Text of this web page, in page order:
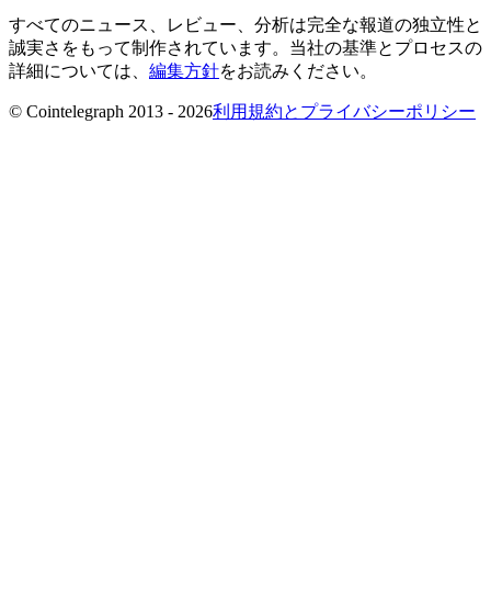
すべてのニュース、レビュー、分析は完全な報道の独立性と
誠実さをもって制作されています。当社の基準とプロセスの
詳細については、 編集方針をお読みください。
© Cointelegraph 2013 - 2026利用規約とプライバシーポリシー